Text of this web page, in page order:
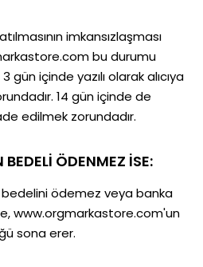
imkansızlaşması
bu durumu
içinde yazılı olarak alıcıya
14 gün içinde de
edilmek zorundadır.
ÖDENMEZ İSE:
bedelini ödemez veya banka
www.orgmarkastore.com'un
sona erer.